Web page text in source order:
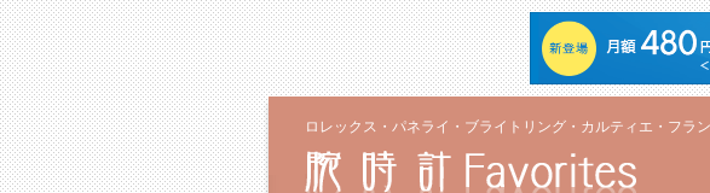
ロレックス・パネライ・ブライトリング・カルティエ・フラ